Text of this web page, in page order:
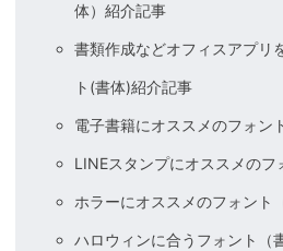
体）紹介記事
書類作成などオフィスアプリ
ト(書体)紹介記事
電子書籍にオススメのフォン
LINEスタンプにオススメの
ホラーにオススメのフォント
ハロウィンに合うフォント（